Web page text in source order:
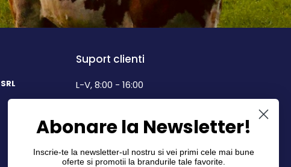
Suport clienti
L-V, 8:00 - 16:00
info@dairymax.ro
Abonare la Newsletter!
Inscrie-te la newsletter-ul nostru si vei primi cele mai bune
oferte si promotii la brandurile tale favorite.